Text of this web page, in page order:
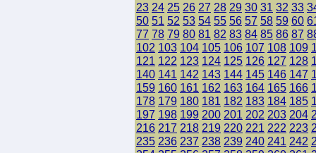
23 24 25 26 27 28 29 30 31 32 33
50 51 52 53 54 55 56 57 58 59 60
77 78 79 80 81 82 83 84 85 86 87
102 103 104 105 106 107 108 109
121 122 123 124 125 126 127 128
140 141 142 143 144 145 146 147
159 160 161 162 163 164 165 166
178 179 180 181 182 183 184 185
197 198 199 200 201 202 203 204
216 217 218 219 220 221 222 223
235 236 237 238 239 240 241 242